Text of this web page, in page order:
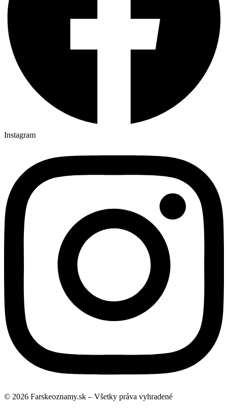
Instagram
© 2026 Farskeoznamy.sk – Všetky práva vyhradené